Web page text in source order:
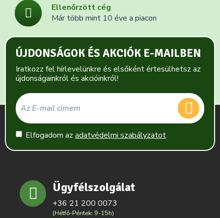
Ellenőrzött cég
Már több mint 10 éve a piacon
ÚJDONSÁGOK ÉS AKCIÓK E-MAILBEN
Iratkozz fel hírlevelünkre és elsőként értesülhetsz az
újdonságainkról és akcióinkról!
Elfogadom az adatvédelmi szabályzatot
Ügyfélszolgálat
+36 21 200 0073
(Hétfő-Péntek: 9-15h)